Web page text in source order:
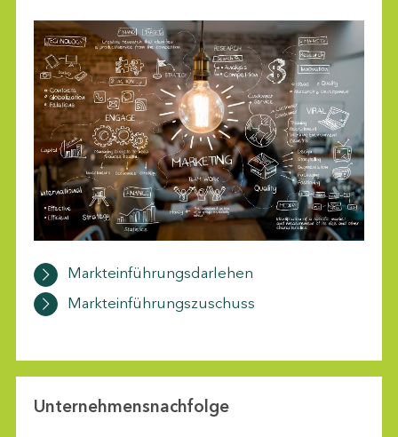
Markteinführungsdarlehen
Markteinführungszuschuss
Unternehmensnachfolge